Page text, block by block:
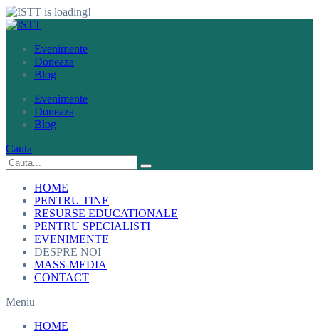
Evenimente
Doneaza
Blog
Evenimente
Doneaza
Blog
Cauta
HOME
PENTRU TINE
RESURSE EDUCATIONALE
PENTRU SPECIALISTI
EVENIMENTE
DESPRE NOI
MASS-MEDIA
CONTACT
Meniu
HOME